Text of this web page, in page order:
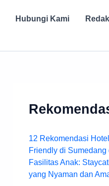
Hubungi Kami
12 Rekomendasi
Friendly di Sumedang
Fasilitas Anak:
yang Nyaman dan